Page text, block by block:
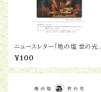
ニュースレター「地の塩 世の光」
No.100『ニコデモとイエスー観
念信仰と受肉の信仰－』
¥100